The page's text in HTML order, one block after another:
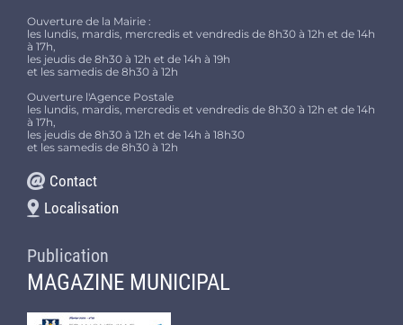
Ouverture de la Mairie :
les lundis, mardis, mercredis et vendredis de 8h30 à 12h et de 14h
à 17h,
les jeudis de 8h30 à 12h et de 14h à 19h
et les samedis de 8h30 à 12h
Ouverture l'Agence Postale
les lundis, mardis, mercredis et vendredis de 8h30 à 12h et de 14h
à 17h,
les jeudis de 8h30 à 12h et de 14h à 18h30
et les samedis de 8h30 à 12h
Contact
Localisation
Publication
MAGAZINE MUNICIPAL